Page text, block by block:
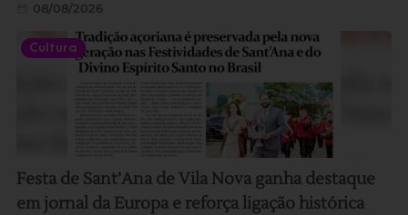
08/08/2026
Cultura
Festa de Sant’Ana de Vila Nova ganha destaque
em jornal da Europa e reforça ligação histórica